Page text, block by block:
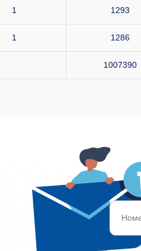
1 1293
1 1286
1007390